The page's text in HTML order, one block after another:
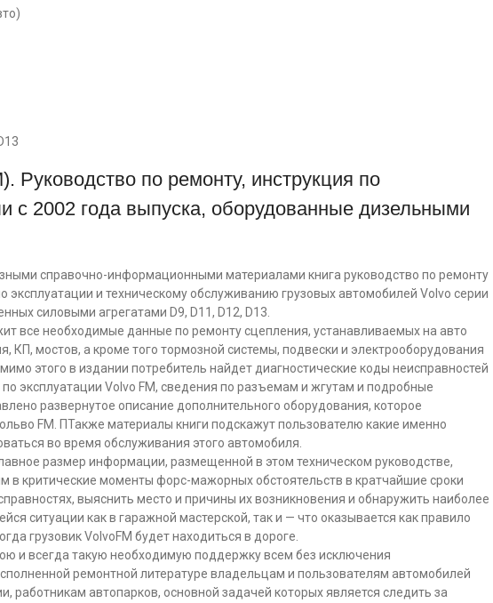
Руководство по ремонту, инструкция по
с 2002 года выпуска, оборудованные дизельными
справочно-информационными материалами книга руководство по ремонту
эксплуатации и техническому обслуживанию грузовых автомобилей Volvo серии
силовыми агрегатами D9, D11, D12, D13.
все необходимые данные по ремонту сцепления, устанавливаемых на авто
КП, мостов, а кроме того тормозной системы, подвески и электрооборудования
этого в издании потребитель найдет диагностические коды неисправностей
эксплуатации Volvo FM, сведения по разъемам и жгутам и подробные
развернутое описание дополнительного оборудования, которое
FM. ПТакже материалы книги подскажут пользователю какие именно
во время обслуживания этого автомобиля.
размер информации, размещенной в этом техническом руководстве,
в критические моменты форс-мажорных обстоятельств в кратчайшие сроки
выяснить место и причины их возникновения и обнаружить наиболее
ситуации как в гаражной мастерской, так и — что оказывается как правило
грузовик VolvoFM будет находиться в дороге.
и всегда такую необходимую поддержку всем без исключения
ремонтной литературе владельцам и пользователям автомобилей
работникам автопарков, основной задачей которых является следить за